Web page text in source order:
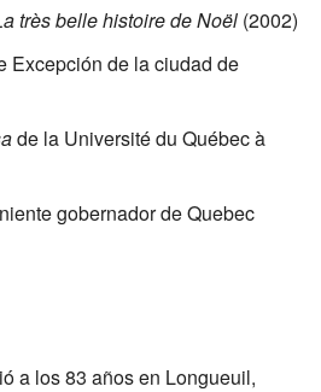
très belle histoire de Noël (2002)
Excepción de la ciudad de
de la Université du Québec à
gobernador de Quebec
a los 83 años en Longueuil,